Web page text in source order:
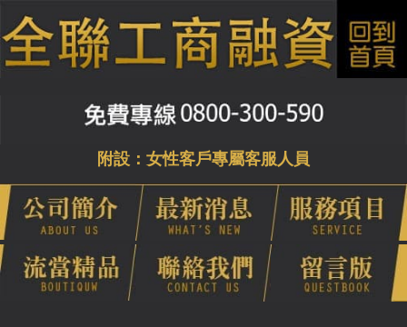
附設：女性客戶專屬客服人員